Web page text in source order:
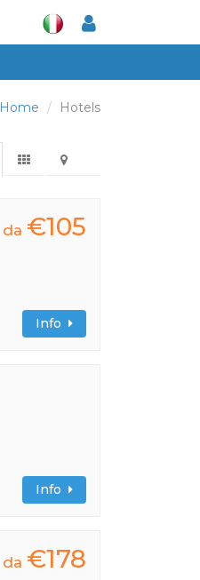
Home Hotels
da €105
Info
Info
da €178